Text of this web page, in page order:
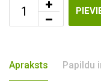
Apraksts Papildu